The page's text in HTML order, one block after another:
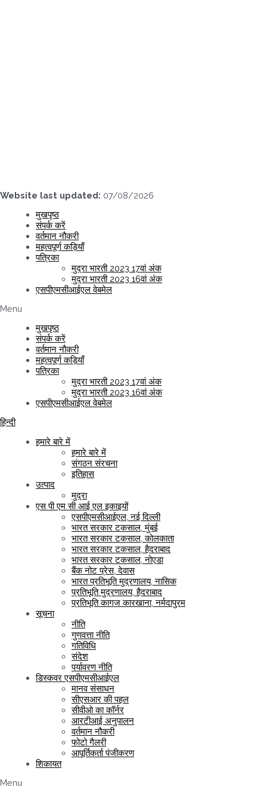
Website last updated: 07/08/2026
मुखपृष्ठ
संपर्क करें
वर्तमान नौकरी
महत्वपूर्ण कड़ियाँ
पत्रिका
मुद्रा भारती 2023 17वां अंक
मुद्रा भारती 2023 16वां अंक
एसपीएमसीआईएल वेबमेल
Menu
मुखपृष्ठ
संपर्क करें
वर्तमान नौकरी
महत्वपूर्ण कड़ियाँ
पत्रिका
मुद्रा भारती 2023 17वां अंक
मुद्रा भारती 2023 16वां अंक
एसपीएमसीआईएल वेबमेल
हिन्दी
हमारे बारे में
हमारे बारे में
संगठन संरचना
इतिहास
उत्पाद
मुद्रा
एस पी एम सी आई एल इकाइयों
एसपीएमसीआईएल, नई दिल्ली
भारत सरकार टकसाल, मुंबई
भारत सरकार टकसाल, कोलकाता
भारत सरकार टकसाल, हैदराबाद
भारत सरकार टकसाल, नोएडा
बैंक नोट प्रेस, देवास
भारत प्रतिभूति मुद्रणालय, नासिक
प्रतिभूति मुद्रणालय, हैदराबाद
प्रतिभूति कागज कारखाना, नर्मदापुरम
सूचना
नीति
गुणवत्ता नीति
गतिविधि
संदेश
पर्यावरण नीति
डिस्कवर एसपीएमसीआईएल
मानव संसाधन
सीएसआर की पहल
सीवीओ का कॉर्नर
आरटीआई अनुपालन
वर्तमान नौकरी
फोटो गैलरी
आपूर्तिकर्ता पंजीकरण
शिकायत
Menu